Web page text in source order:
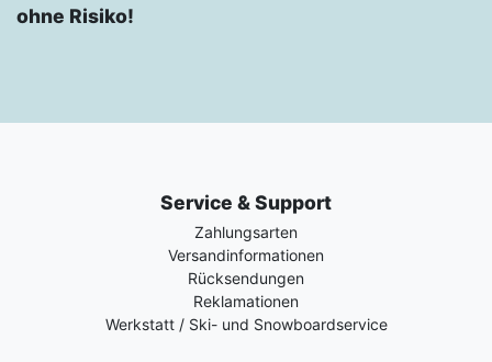
ohne Risiko!
Service & Support
Zahlungsarten
Versandinformationen
Rücksendungen
Reklamationen
Werkstatt / Ski- und Snowboardservice